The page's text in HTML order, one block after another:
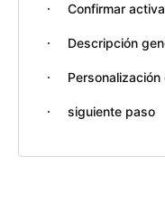
Confirmar
Descripción
siguiente paso